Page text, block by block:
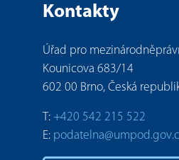
Kontakty
Úřad pro
Kounicova 683/14
602 00 Brno, Česká
T: +420 542 215 522
E: